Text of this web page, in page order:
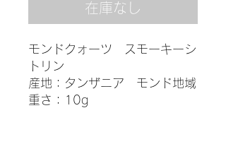
在庫なし
モンドクォーツ スモーキーシ
トリン
産地：タンザニア モンド地域
重さ：10g